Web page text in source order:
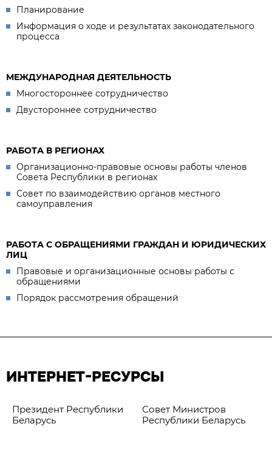
Планирование
Информация о ходе и результатах законодательного
процесса
МЕЖДУНАРОДНАЯ ДЕЯТЕЛЬНОСТЬ
Многостороннее сотрудничество
Двустороннее сотрудничество
РАБОТА В РЕГИОНАХ
Организационно-правовые основы работы членов
Совета Республики в регионах
Совет по взаимодействию органов местного
самоуправления
РАБОТА С ОБРАЩЕНИЯМИ ГРАЖДАН И ЮРИДИЧЕСКИХ
ЛИЦ
Правовые и организационные основы работы с
обращениями
Порядок рассмотрения обращений
ИНТЕРНЕТ-РЕСУРСЫ
Президент Республики
Беларусь
Совет Министров
Республики Беларусь